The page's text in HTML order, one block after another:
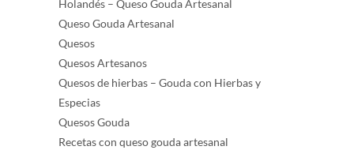
Holandés – Queso Gouda Artesanal
Queso Gouda Artesanal
Quesos
Quesos Artesanos
Quesos de hierbas – Gouda con Hierbas y
Especias
Quesos Gouda
Recetas con queso gouda artesanal